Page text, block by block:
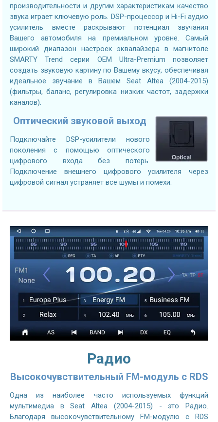
производительности и другим характеристикам качество
звука играет ключевую роль. DSP-процессор и Hi-Fi аудио
усилитель вместе раскрывают потенциал звучания
Вашего автомобиля на премиальном уровне. Самый
широкий диапазон настроек эквалайзера в магнитоле
SMARTY Trend серии OEM Ultra-Premium позволяет
создать звуковую картину по Вашему вкусу, обеспечивая
идеальное звучание в Вашем Seat Altea (2004-2015)
(фильтры, баланс, регулировка низких частот, задержки
каналов).
Оптический звуковой выход
Подключайте DSP-усилители нового
поколения с помощью оптического
цифрового входа без потерь.
Подключение внешнего цифрового усилителя через
цифровой сигнал устраняет все шумы и помехи.
Радио
Высокочувствительный FM-модуль с RDS
Одна из наиболее часто используемых функций
мультимедиа в Seat Altea (2004-2015) - это Радио.
Благодаря высокочувствительному FM-модулю с RDS